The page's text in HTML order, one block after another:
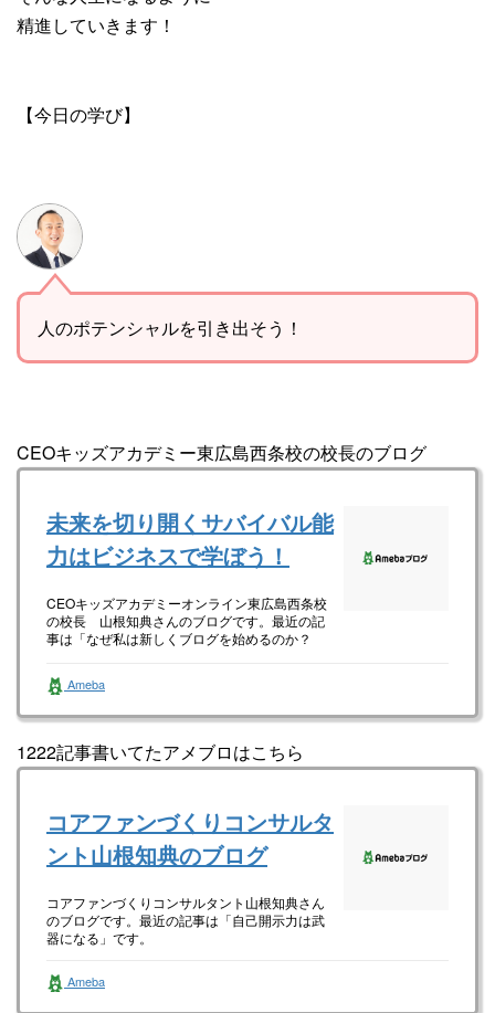
精進していきます！
【今日の学び】
人のポテンシャルを引き出そう！
CEOキッズアカデミー東広島西条校の校長のブログ
未来を切り開くサバイバル能
力はビジネスで学ぼう！
CEOキッズアカデミーオンライン東広島西条校
の校長 山根知典さんのブログです。最近の記
事は「なぜ私は新しくブログを始めるのか？
Ameba
1222記事書いてたアメブロはこちら
コアファンづくりコンサルタ
ント山根知典のブログ
コアファンづくりコンサルタント山根知典さん
のブログです。最近の記事は「自己開示力は武
器になる」です。
Ameba